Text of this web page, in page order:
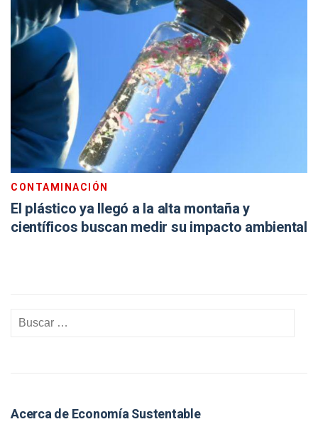
CONTAMINACIÓN
El plástico ya llegó a la alta montaña y
científicos buscan medir su impacto ambiental
Acerca de Economía Sustentable